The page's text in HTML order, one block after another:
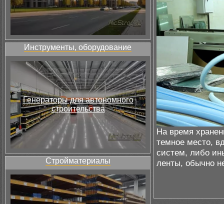
Инструменты, оборудование
Генераторы для автономного
строительства
Стройматериалы
На время
темное место,
систем, либо
ленты, обычно